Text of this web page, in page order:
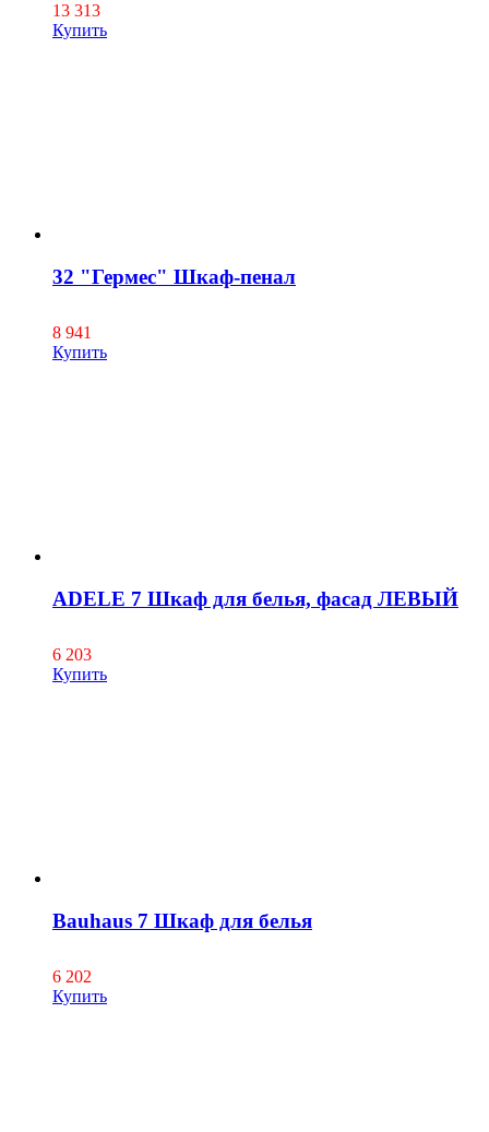
13 313
Купить
32 "Гермес" Шкаф-пенал
8 941
Купить
ADELE 7 Шкаф для белья, фасад ЛЕВЫЙ
6 203
Купить
Bauhaus 7 Шкаф для белья
6 202
Купить